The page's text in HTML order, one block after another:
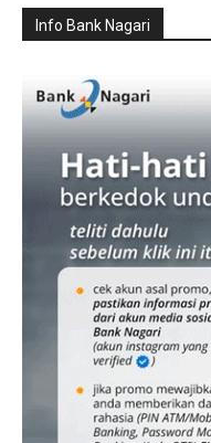
Info Bank Nagari